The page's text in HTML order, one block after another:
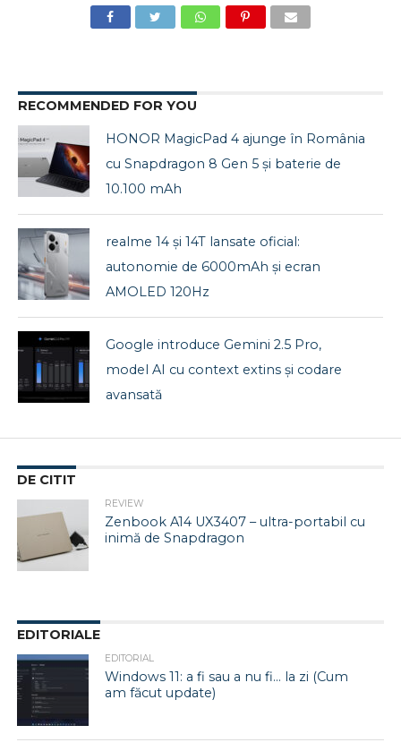
RECOMMENDED FOR YOU
HONOR MagicPad 4 ajunge în România
cu Snapdragon 8 Gen 5 și baterie de
10.100 mAh
realme 14 și 14T lansate oficial:
autonomie de 6000mAh și ecran
AMOLED 120Hz
Google introduce Gemini 2.5 Pro,
model AI cu context extins și codare
avansată
DE CITIT
REVIEW
Zenbook A14 UX3407 – ultra-portabil cu
inimă de Snapdragon
EDITORIALE
EDITORIAL
Windows 11: a fi sau a nu fi… la zi (Cum
am făcut update)